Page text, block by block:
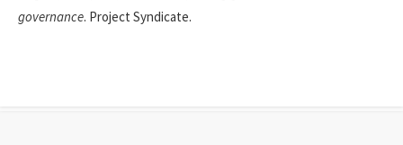
governance. Project Syndicate.